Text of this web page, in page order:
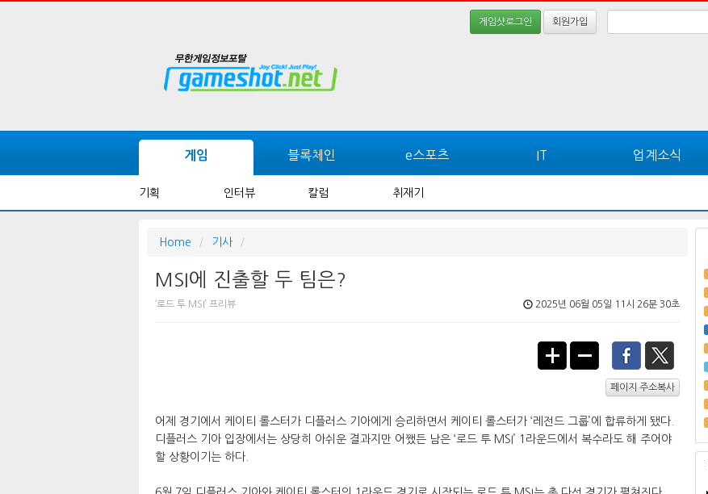
게임샷로그인 회원가입
게임 블록체인 e스포츠 IT 업계소식
기획 인터뷰 칼럼 취재기
Home 기사
MSI에 진출할 두 팀은?
‘로드 투 MSI’ 프리뷰 2025년 06월 05일 11시 26분 30초
페이지 주소복사
어제 경기에서 케이티 롤스터가 디플러스 기아에게 승리하면서 케이티 롤스터가 ‘레전드 그룹’에 합류하게 됐다.
디플러스 기아 입장에서는 상당히 아쉬운 결과지만 어쨌든 남은 ‘로드 투 MSI’ 1라운드에서 복수라도 해 주어야
할 상황이기는 하다.